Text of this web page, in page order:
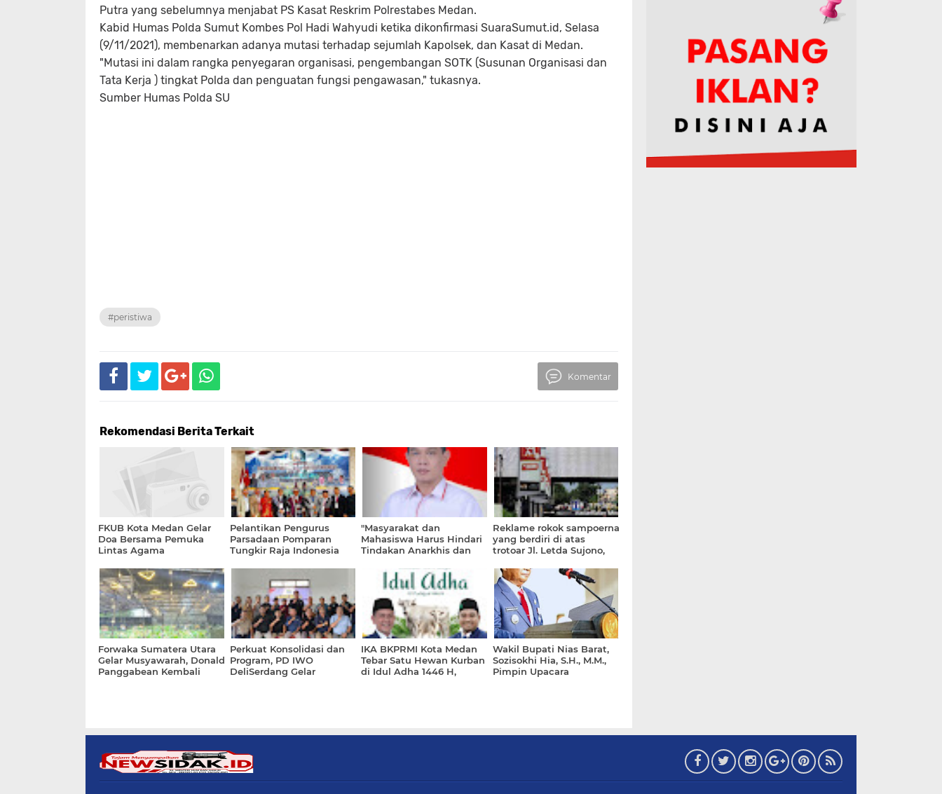
Putra yang sebelumnya menjabat PS Kasat Reskrim Polrestabes Medan.
Kabid Humas Polda Sumut Kombes Pol Hadi Wahyudi ketika dikonfirmasi SuaraSumut.id, Selasa
(9/11/2021), membenarkan adanya mutasi terhadap sejumlah Kapolsek, dan Kasat di Medan.
"Mutasi ini dalam rangka penyegaran organisasi, pengembangan SOTK (Susunan Organisasi dan
Tata Kerja ) tingkat Polda dan penguatan fungsi pengawasan," tukasnya.
Sumber Humas Polda SU
#peristiwa
Komentar
Rekomendasi Berita Terkait
FKUB Kota Medan Gelar
Doa Bersama Pemuka
Lintas Agama
Pelantikan Pengurus
Parsadaan Pomparan
Tungkir Raja Indonesia
"Masyarakat dan
Mahasiswa Harus Hindari
Tindakan Anarkhis dan
Reklame rokok sampoerna
yang berdiri di atas
trotoar Jl. Letda Sujono,
Kota Medan,
Forwaka Sumatera Utara
Gelar Musyawarah, Donald
Panggabean Kembali
Perkuat Konsolidasi dan
Program, PD IWO
DeliSerdang Gelar
IKA BKPRMI Kota Medan
Tebar Satu Hewan Kurban
di Idul Adha 1446 H,
Wakil Bupati Nias Barat,
Sozisokhi Hia, S.H., M.M.,
Pimpin Upacara